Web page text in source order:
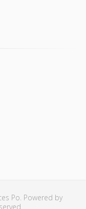
Po. Powered by